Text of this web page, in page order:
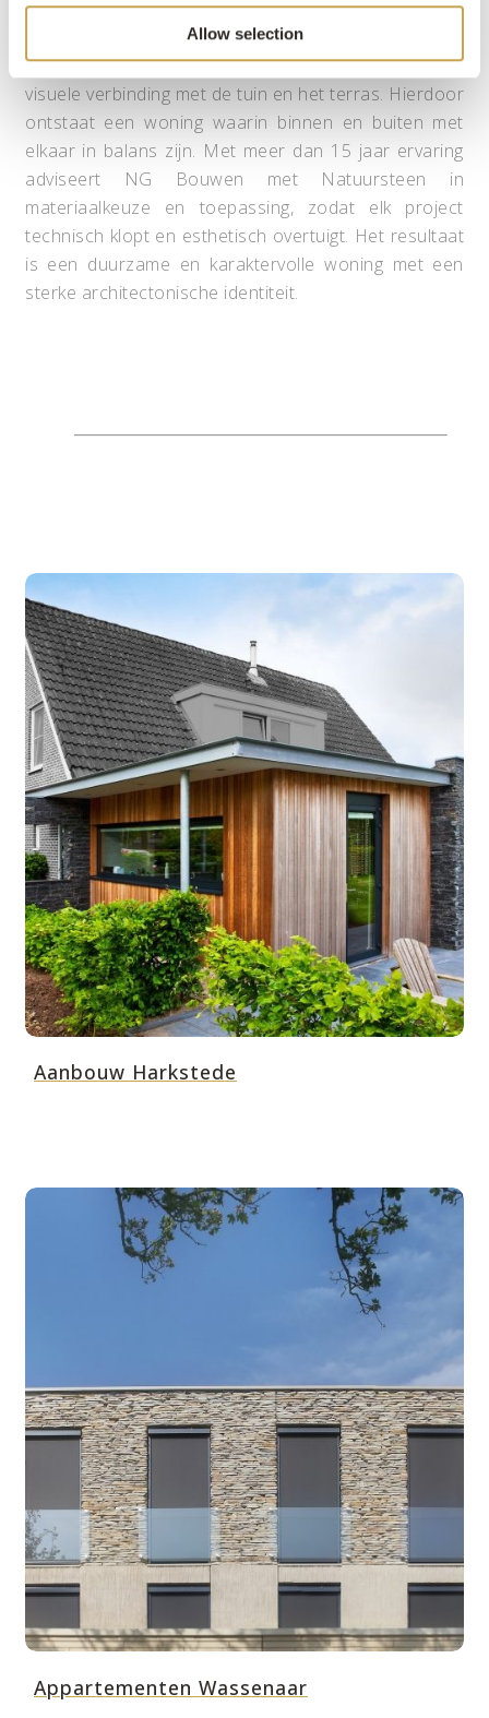
Allow selection
doorvoering van materiaalgebruik in zowel gevel als
buitenruimte. Natuursteen wordt niet alleen
toegepast als gevelafwerking, maar vormt ook een
visuele verbinding met de tuin en het terras. Hierdoor
ontstaat een woning waarin binnen en buiten met
elkaar in balans zijn. Met meer dan 15 jaar ervaring
adviseert NG Bouwen met Natuursteen in
materiaalkeuze en toepassing, zodat elk project
technisch klopt en esthetisch overtuigt. Het resultaat
is een duurzame en karaktervolle woning met een
sterke architectonische identiteit.
Aanbouw Harkstede
Appartementen Wassenaar